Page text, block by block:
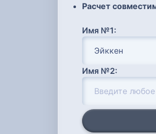
Расчет
Имя №1:
Имя №2: